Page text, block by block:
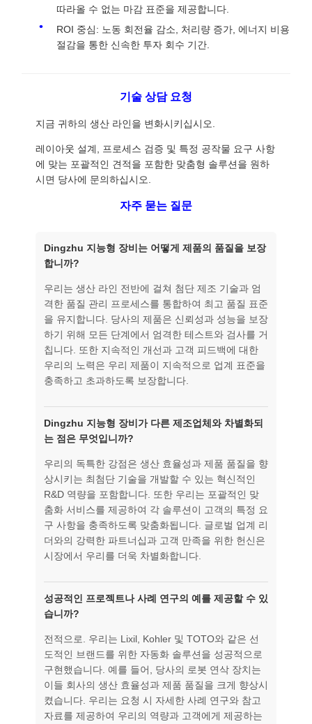
따라올 수 없는 마감 표준을 제공합니다.
ROI 중심: 노동 회전율 감소, 처리량 증가, 에너지 비용
절감을 통한 신속한 투자 회수 기간.
기술 상담 요청
지금 귀하의 생산 라인을 변화시키십시오.
레이아웃 설계, 프로세스 검증 및 특정 공작물 요구 사항
에 맞는 포괄적인 견적을 포함한 맞춤형 솔루션을 원하
시면 당사에 문의하십시오.
자주 묻는 질문
Dingzhu 지능형 장비는 어떻게 제품의 품질을 보장
합니까?
우리는 생산 라인 전반에 걸쳐 첨단 제조 기술과 엄
격한 품질 관리 프로세스를 통합하여 최고 품질 표준
을 유지합니다. 당사의 제품은 신뢰성과 성능을 보장
하기 위해 모든 단계에서 엄격한 테스트와 검사를 거
칩니다. 또한 지속적인 개선과 고객 피드백에 대한
우리의 노력은 우리 제품이 지속적으로 업계 표준을
충족하고 초과하도록 보장합니다.
Dingzhu 지능형 장비가 다른 제조업체와 차별화되
는 점은 무엇입니까?
우리의 독특한 강점은 생산 효율성과 제품 품질을 향
상시키는 최첨단 기술을 개발할 수 있는 혁신적인
R&D 역량을 포함합니다. 또한 우리는 포괄적인 맞
춤화 서비스를 제공하여 각 솔루션이 고객의 특정 요
구 사항을 충족하도록 맞춤화됩니다. 글로벌 업계 리
더와의 강력한 파트너십과 고객 만족을 위한 헌신은
시장에서 우리를 더욱 차별화합니다.
성공적인 프로젝트나 사례 연구의 예를 제공할 수 있
습니까?
전적으로. 우리는 Lixil, Kohler 및 TOTO와 같은 선
도적인 브랜드를 위한 자동화 솔루션을 성공적으로
구현했습니다. 예를 들어, 당사의 로봇 연삭 장치는
이들 회사의 생산 효율성과 제품 품질을 크게 향상시
켰습니다. 우리는 요청 시 자세한 사례 연구와 참고
자료를 제공하여 우리의 역량과 고객에게 제공하는